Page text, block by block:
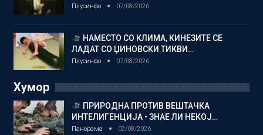
Плусинфо 07/08/2026
НАМЕСТО СО КЛИМА, КИНЕЗИТЕ СЕ
ЛАДАТ СО ЏИНОВСКИ ТИКВИ…
Плусинфо 07/08/2026
Хумор
ПРИРОДНА ПРОТИВ ВЕШТАЧКА
ИНТЕЛИГЕНЦИЈА • ЗНАЕ ЛИ НЕКОЈ…
Панорама 02/08/2026